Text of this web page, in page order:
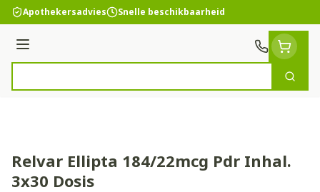
Ga naar de inhoud
Apothekersadvies Snelle beschikbaarheid
Menu
Zoek
Relvar Ellipta 184/22mcg Pdr Inhal.
3x30 Dosis